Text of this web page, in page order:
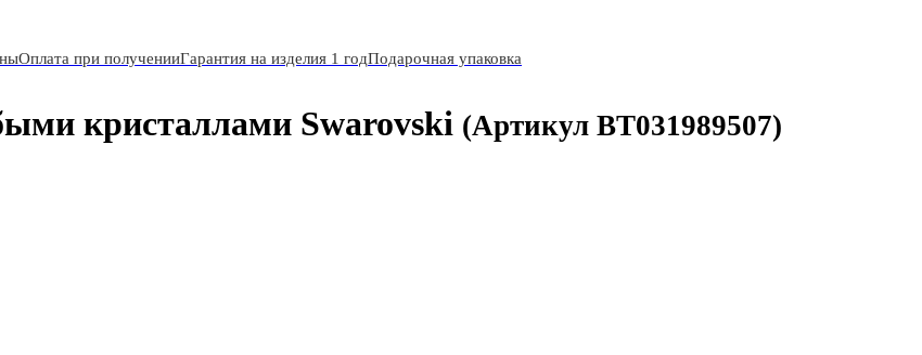
Оплата при полученииГарантия на изделия 1 годПодарочная упаковка
кристаллами Swarovski (Артикул BT031989507)